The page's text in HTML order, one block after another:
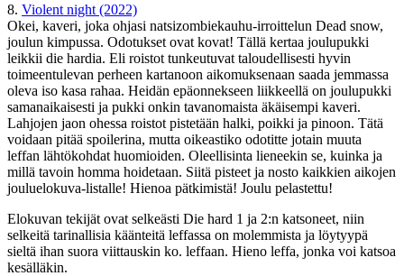
8. Violent night (2022)
Okei, kaveri, joka ohjasi natsizombiekauhu-irroittelun Dead snow,
joulun kimpussa. Odotukset ovat kovat! Tällä kertaa joulupukki
leikkii die hardia. Eli roistot tunkeutuvat taloudellisesti hyvin
toimeentulevan perheen kartanoon aikomuksenaan saada jemmassa
oleva iso kasa rahaa. Heidän epäonnekseen liikkeellä on joulupukki
samanaikaisesti ja pukki onkin tavanomaista äkäisempi kaveri.
Lahjojen jaon ohessa roistot pistetään halki, poikki ja pinoon. Tätä
voidaan pitää spoilerina, mutta oikeastiko odotitte jotain muuta
leffan lähtökohdat huomioiden. Oleellisinta lieneekin se, kuinka ja
millä tavoin homma hoidetaan. Siitä pisteet ja nosto kaikkien aikojen
jouluelokuva-listalle! Hienoa pätkimistä! Joulu pelastettu!
Elokuvan tekijät ovat selkeästi Die hard 1 ja 2:n katsoneet, niin
selkeitä tarinallisia käänteitä leffassa on molemmista ja löytyypä
sieltä ihan suora viittauskin ko. leffaan. Hieno leffa, jonka voi katsoa
kesälläkin.